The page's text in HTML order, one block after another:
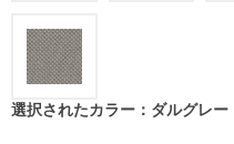
選択されたカラー：ダルグレー